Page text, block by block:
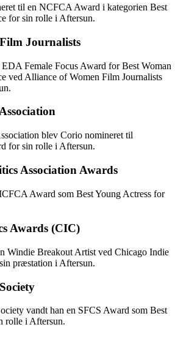
til en NCFCA Award i kategorien Best
for sin rolle i Aftersun.
Journalists
Female Focus Award for Best Woman
ved Alliance of Women Film Journalists
blev Corio nomineret til
for sin rolle i Aftersun.
Association Awards
Award som Best Young Actress for
Awards (CIC)
Windie Breakout Artist ved Chicago Indie
præstation i Aftersun.
vandt han en SFCS Award som Best
rolle i Aftersun.